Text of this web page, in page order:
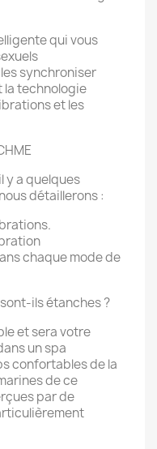
qui vous
les synchroniser
la technologie
et les
y a quelques
détaillerons :
chaque mode de
sont-ils étanches ?
et sera votre
un spa
confortables de la
de ce
par de